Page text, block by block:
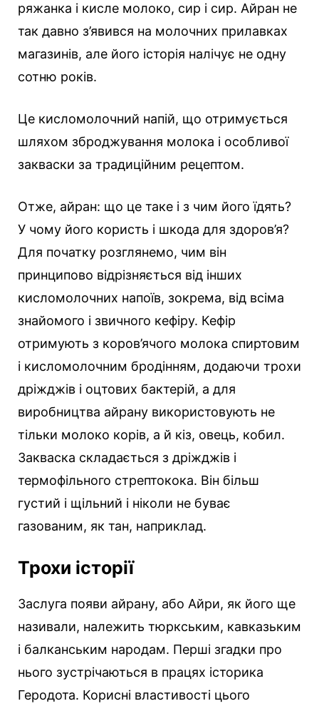
ряжанка і кисле молоко, сир і сир. Айран не
так давно з’явився на молочних прилавках
магазинів, але його історія налічує не одну
сотню років.
Це кисломолочний напій, що отримується
шляхом зброджування молока і особливої
закваски за традиційним рецептом.
Отже, айран: що це таке і з чим його їдять?
У чому його користь і шкода для здоров’я?
Для початку розглянемо, чим він
принципово відрізняється від інших
кисломолочних напоїв, зокрема, від всіма
знайомого і звичного кефіру. Кефір
отримують з коров’ячого молока спиртовим
і кисломолочним бродінням, додаючи трохи
дріжджів і оцтових бактерій, а для
виробництва айрану використовують не
тільки молоко корів, а й кіз, овець, кобил.
Закваска складається з дріжджів і
термофільного стрептокока. Він більш
густий і щільний і ніколи не буває
газованим, як тан, наприклад.
Трохи історії
Заслуга появи айрану, або Айри, як його ще
називали, належить тюркським, кавказьким
і балканським народам. Перші згадки про
нього зустрічаються в працях історика
Геродота. Корисні властивості цього